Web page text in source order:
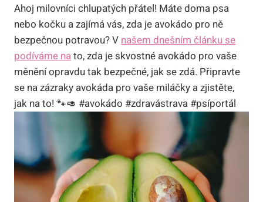
Ahoj milovníci chlupatých přátel! Máte doma psa
nebo kočku a zajímá vás, zda je avokádo pro ně
bezpečnou potravou? V našem dnešním článku se
podíváme nato, zda je skvostné avokádo pro vaše
měnění opravdu tak bezpečné, jak se zdá. Připravte
se na zázraky avokáda pro vaše miláčky a zjistěte,
jak na to! 🐾🥑 #avokádo #zdravástrava #psíportál